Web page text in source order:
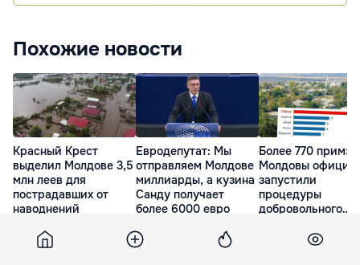
Похожие новости
Красный Крест
выделил Молдове 3,5
млн леев для
пострадавших от
наводнений
8 Июл. 08:42
Евродепутат: Мы
отправляем Молдове
миллиарды, а кузина
Санду получает
более 6000 евро
Более 770
Молдовы
запустили
процедуры
добровольного